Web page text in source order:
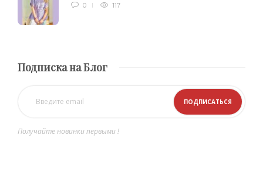
0 117
Подписка на Блог
Получайте новинки первыми !